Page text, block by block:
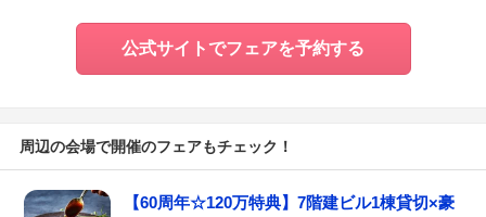
公式サイトでフェアを予約する
周辺の会場で開催のフェアもチェック！
【60周年☆120万特典】7階建ビル1棟貸切×豪